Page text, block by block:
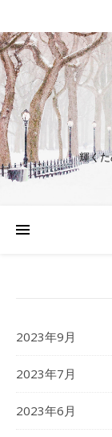
輝く
2023年9月
2023年7月
2023年6月